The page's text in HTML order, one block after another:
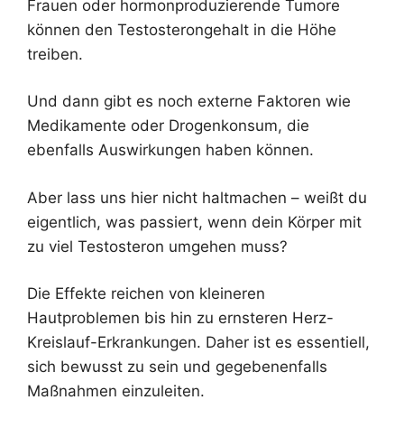
Frauen oder hormonproduzierende Tumore
können den Testosterongehalt in die Höhe
treiben.
Und dann gibt es noch externe Faktoren wie
Medikamente oder Drogenkonsum, die
ebenfalls Auswirkungen haben können.
Aber lass uns hier nicht haltmachen – weißt du
eigentlich, was passiert, wenn dein Körper mit
zu viel Testosteron umgehen muss?
Die Effekte reichen von kleineren
Hautproblemen bis hin zu ernsteren Herz-
Kreislauf-Erkrankungen. Daher ist es essentiell,
sich bewusst zu sein und gegebenenfalls
Maßnahmen einzuleiten.